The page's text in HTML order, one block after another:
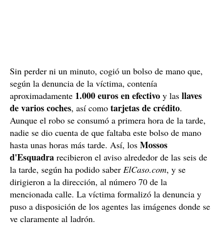
Sin perder ni un minuto, cogió un bolso de mano que,
según la denuncia de la víctima, contenía
aproximadamente 1.000 euros en efectivo y las llaves
de varios coches, así como tarjetas de crédito.
Aunque el robo se consumó a primera hora de la tarde,
nadie se dio cuenta de que faltaba este bolso de mano
hasta unas horas más tarde. Así, los Mossos
d'Esquadra recibieron el aviso alrededor de las seis de
la tarde, según ha podido saber ElCaso.com, y se
dirigieron a la dirección, al número 70 de la
mencionada calle. La víctima formalizó la denuncia y
puso a disposición de los agentes las imágenes donde se
ve claramente al ladrón.